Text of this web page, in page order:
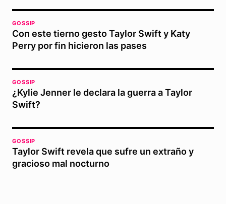
GOSSIP
Con este tierno gesto Taylor Swift y Katy
Perry por fin hicieron las pases
GOSSIP
¿Kylie Jenner le declara la guerra a Taylor
Swift?
GOSSIP
Taylor Swift revela que sufre un extraño y
gracioso mal nocturno